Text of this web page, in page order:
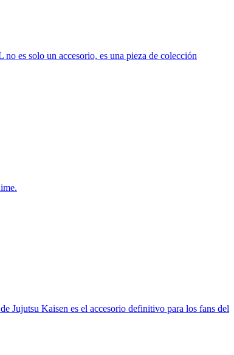
es solo un accesorio, es una pieza de colección
Jujutsu Kaisen es el accesorio definitivo para los fans del